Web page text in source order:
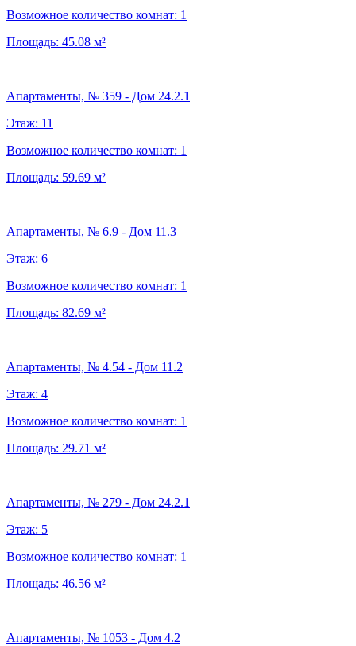
Возможное количество комнат: 1
Площадь: 45.08 м²
Апартаменты, № 359 - Дом 24.2.1
Этаж: 11
Возможное количество комнат: 1
Площадь: 59.69 м²
Апартаменты, № 6.9 - Дом 11.3
Этаж: 6
Возможное количество комнат: 1
Площадь: 82.69 м²
Апартаменты, № 4.54 - Дом 11.2
Этаж: 4
Возможное количество комнат: 1
Площадь: 29.71 м²
Апартаменты, № 279 - Дом 24.2.1
Этаж: 5
Возможное количество комнат: 1
Площадь: 46.56 м²
Апартаменты, № 1053 - Дом 4.2